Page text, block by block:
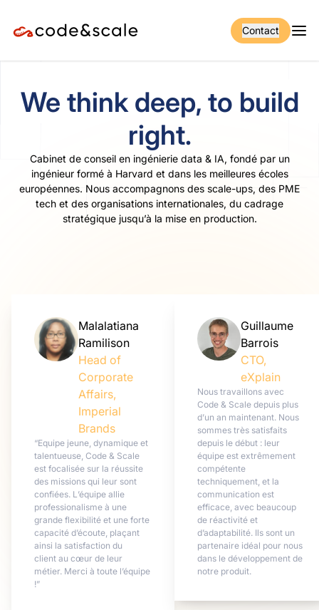
Contact
We think deep, to build
right.
Cabinet de conseil en ingénierie data & IA, fondé par un
ingénieur formé à Harvard et dans les meilleures écoles
européennes. Nous accompagnons des scale-ups, des PME
tech et des organisations internationales, du cadrage
stratégique jusqu’à la mise en production.
Malalatiana
Ramilison
Head of
Corporate
Affairs,
Imperial
Brands
“Equipe jeune, dynamique et
talentueuse, Code & Scale
est focalisée sur la réussite
des missions qui leur sont
confiées. L’équipe allie
professionalisme à une
grande flexibilité et une forte
capacité d’écoute, plaçant
ainsi la satisfaction du
client au cœur de leur
métier. Merci à toute l’équipe
!”
Guillaume
Barrois
CTO,
eXplain
Nous travaillons avec
Code & Scale depuis plus
d’un an maintenant. Nous
sommes très satisfaits
depuis le début : leur
équipe est extrêmement
compétente
techniquement, et la
communication est
efficace, avec beaucoup
de réactivité et
d’adaptabilité. Ils sont un
partenaire idéal pour nous
dans le développement de
notre produit.